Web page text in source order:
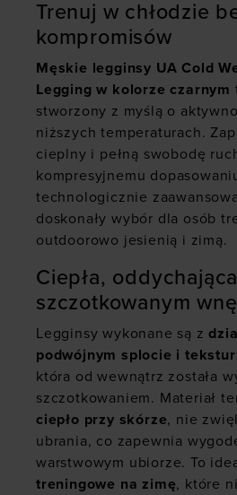
Trenuj w chłodzie
kompromisów
Męskie legginsy UA Cold
Legging w kolorze czarnym
stworzony z myślą o
niższych temperaturach.
cieplny i pełną swobodę
kompresyjnemu
technologicznie
doskonały wybór dla osób
outdoorowo jesienią i zimą.
Ciepła,
szczotkowanym
Legginsy wykonane są z
podwójnym splocie i
która od wewnątrz została
szczotkowaniem. Materiał
ciepło przy skórze, nie
ubrania, co zapewnia
warstwowym ubiorze. To
treningowe na zimę, które